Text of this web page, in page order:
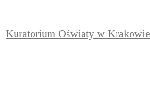
Kuratorium Oświaty w Krakowie